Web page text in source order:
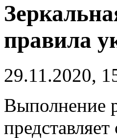
правила
29.11.2020,
Выполнение